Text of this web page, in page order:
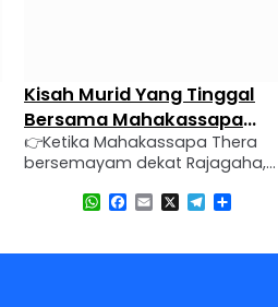
Kisah Murid Yang Tinggal
Bersama Mahakassapa
Thera
👉Ketika Mahakassapa Thera
bersemayam dekat Rajagaha,
orang bhikkhu muda. Salah satu
WhatsApp
Facebook
Email
X Telegram
Share